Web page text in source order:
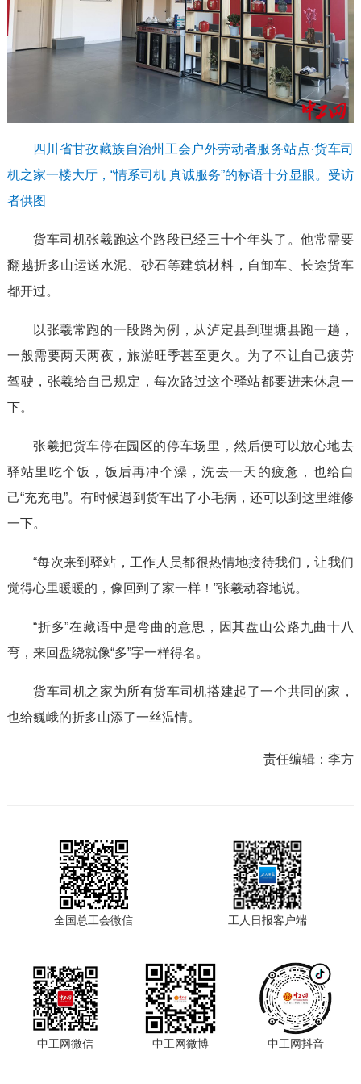
四川省甘孜藏族自治州工会户外劳动者服务站点·货车司
机之家一楼大厅，“情系司机 真诚服务”的标语十分显眼。受访
者供图
货车司机张羲跑这个路段已经三十个年头了。他常需要
翻越折多山运送水泥、砂石等建筑材料，自卸车、长途货车
都开过。
以张羲常跑的一段路为例，从泸定县到理塘县跑一趟，
一般需要两天两夜，旅游旺季甚至更久。为了不让自己疲劳
驾驶，张羲给自己规定，每次路过这个驿站都要进来休息一
下。
张羲把货车停在园区的停车场里，然后便可以放心地去
驿站里吃个饭，饭后再冲个澡，洗去一天的疲惫，也给自
己“充充电”。有时候遇到货车出了小毛病，还可以到这里维修
一下。
“每次来到驿站，工作人员都很热情地接待我们，让我们
觉得心里暖暖的，像回到了家一样！”张羲动容地说。
“折多”在藏语中是弯曲的意思，因其盘山公路九曲十八
弯，来回盘绕就像“多”字一样得名。
货车司机之家为所有货车司机搭建起了一个共同的家，
也给巍峨的折多山添了一丝温情。
责任编辑：李方
全国总工会微信 工人日报客户端
中工网微信 中工网微博 中工网抖音